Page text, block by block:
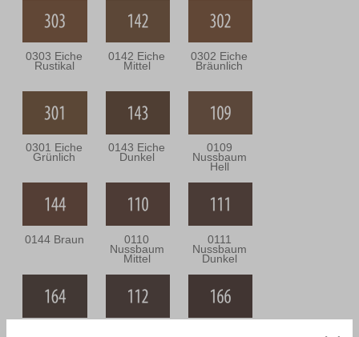
0303 Eiche
Rustikal
0142 Eiche
Mittel
0302 Eiche
Bräunlich
0301 Eiche
Grünlich
0143 Eiche
Dunkel
0109
Nussbaum
Hell
0144 Braun 0110
Nussbaum
Mittel
0111
Nussbaum
Dunkel